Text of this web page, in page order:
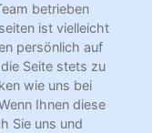
betrieben
ist vielleicht
persönlich auf
Seite stets zu
wie uns bei
Ihnen diese
Sie uns und